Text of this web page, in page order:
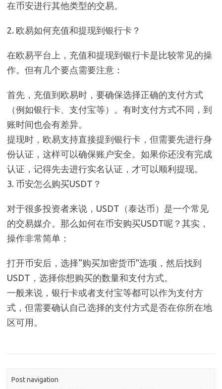
在币安进行其他类型的交易。
2. 欧易如何充值和提现到银行卡？
在欧易平台上，充值和提现到银行卡是比较常见的操
作。但有几个要点需要注意：
首先，充值到欧易时，要确保选择正确的支付方式
（例如银行卡、支付宝等）。有时支付方式不同，到
账时间也会有差异。
提现时，欧易支持直接提到银行卡，但需要先进行身
份认证，这样可以确保账户安全。如果你还没有完成
认证，记得先去进行实名认证，才可以顺利提现。
3. 币安怎么购买USDT？
对于很多投资者来说，USDT（泰达币）是一个常见
的交易媒介。那么如何在币安购买USDT呢？其实，
操作非常简单：
打开币安后，选择“购买加密货币”选项，然后找到
USDT，选择你想购买的数量和支付方式。
一般来说，银行卡或者支付宝等都可以作为支付方
式，但需要确认自己选择的支付方式是否在你所在地
区可用。
Post navigation